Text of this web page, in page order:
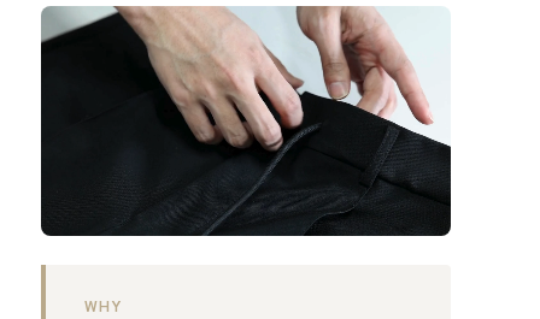
WHY